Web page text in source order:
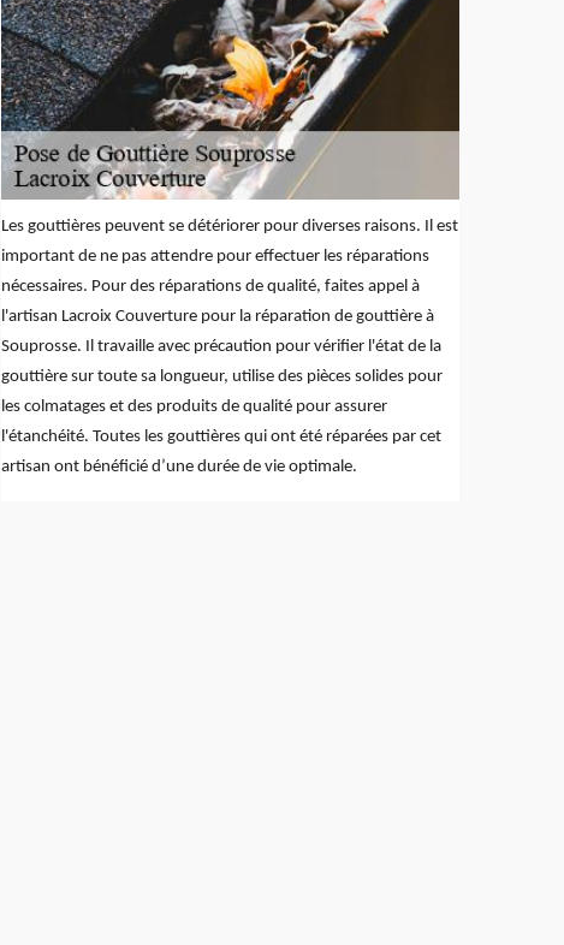
Les gouttières peuvent se détériorer pour diverses raisons. Il est
important de ne pas attendre pour effectuer les réparations
nécessaires. Pour des réparations de qualité, faites appel à
l'artisan Lacroix Couverture pour la réparation de gouttière à
Souprosse. Il travaille avec précaution pour vérifier l'état de la
gouttière sur toute sa longueur, utilise des pièces solides pour
les colmatages et des produits de qualité pour assurer
l'étanchéité. Toutes les gouttières qui ont été réparées par cet
artisan ont bénéficié d’une durée de vie optimale.